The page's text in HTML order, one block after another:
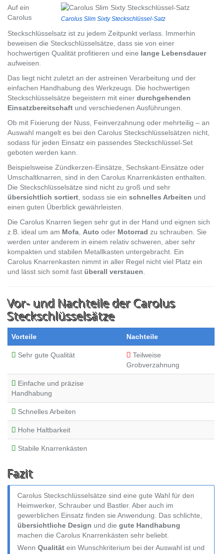
Carolus Slim Sixty Steckschlüssel-Satz
Auf ein
Carolus
Steckschlüsselsatz ist zu jedem Zeitpunkt verlass. Immerhin
beweisen die Steckschlüsselsätze, dass sie von einer
hochwertigen Qualität profitieren und eine lange Lebensdauer
aufweisen.
Das liegt nicht zuletzt an der astreinen Verarbeitung und der
einfachen Handhabung des Werkzeugs. Die hochwertigen
Steckschlüsselsätze begeistern mit einer durchgehenden
Einsatzbereitschaft und verschiedenen Ausführungen.
Ob mit Fixierung der Nuss, Feinverzahnung oder mehrteilig – an
Auswahl mangelt es bei den Carolus Steckschlüsselsätzen nicht,
sodass für jeden Einsatz ein passendes Steckschlüssel-Set
geboten werden kann.
Beispielsweise Zündkerzen-Einsätze, Sechskant-Einsätze oder
Umschaltknarren, sind in den Carolus Knarrenkästen enthalten.
Die Steckschlüsselsätze sind nicht zu groß und sehr
übersichtlich sortiert, sodass sie ein schnelles Arbeiten und
einen guten Überblick gewährleisten.
Die Carolus Knarren liegen sehr gut in der Hand und eignen sich
z.B. ideal um am Mofa, Auto oder Motorrad zu schrauben. Sie
werden unter anderem in einem relativ schweren, aber sehr
kompakten und stabilen Metallkasten untergebracht. Ein
Carolus Knarrenkasten nimmt in aller Regel nicht viel Platz ein
und lässt sich somit fast überall verstauen.
Vor- und Nachteile der Carolus
Steckschlüsselsätze
Vorteile Nachteile
Sehr gute Qualität
Teilweise
Grobverzahnung
Einfache und präzise
Handhabung
Schnelles Arbeiten
Hohe Haltbarkeit
Stabile Knarrenkästen
Fazit
Carolus Steckschlüsselsätze sind eine gute Wahl für den
Heimwerker, Schrauber und Bastler. Aber auch im
gewerblichen Einsatz finden sie Anwendung. Das schlichte,
übersichtliche Design und die gute Handhabung
machen die Carolus Knarrenkästen sehr beliebt.
Wenn Qualität ein Wunschkriterium bei der Auswahl ist und